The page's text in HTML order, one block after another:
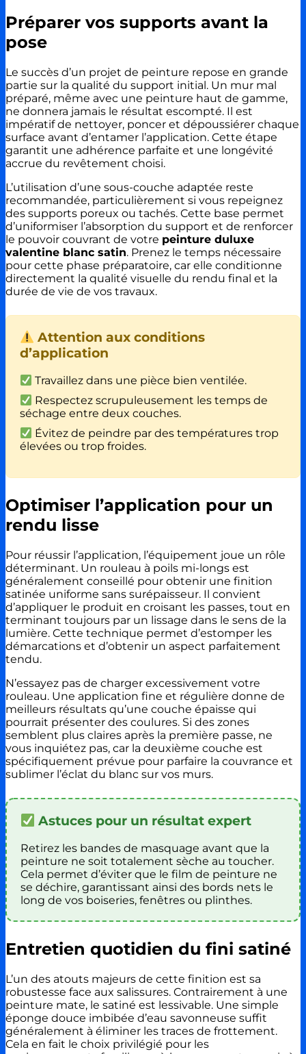
Préparer vos supports avant la
pose
Le succès d’un projet de peinture repose en grande
partie sur la qualité du support initial. Un mur mal
préparé, même avec une peinture haut de gamme,
ne donnera jamais le résultat escompté. Il est
impératif de nettoyer, poncer et dépoussiérer chaque
surface avant d’entamer l’application. Cette étape
garantit une adhérence parfaite et une longévité
accrue du revêtement choisi.
L’utilisation d’une sous-couche adaptée reste
recommandée, particulièrement si vous repeignez
des supports poreux ou tachés. Cette base permet
d’uniformiser l’absorption du support et de renforcer
le pouvoir couvrant de votre peinture duluxe
valentine blanc satin. Prenez le temps nécessaire
pour cette phase préparatoire, car elle conditionne
directement la qualité visuelle du rendu final et la
durée de vie de vos travaux.
Attention aux conditions
d’application
Travaillez dans une pièce bien ventilée.
Respectez scrupuleusement les temps de
séchage entre deux couches.
Évitez de peindre par des températures trop
élevées ou trop froides.
Optimiser l’application pour un
rendu lisse
Pour réussir l’application, l’équipement joue un rôle
déterminant. Un rouleau à poils mi-longs est
généralement conseillé pour obtenir une finition
satinée uniforme sans surépaisseur. Il convient
d’appliquer le produit en croisant les passes, tout en
terminant toujours par un lissage dans le sens de la
lumière. Cette technique permet d’estomper les
démarcations et d’obtenir un aspect parfaitement
tendu.
N’essayez pas de charger excessivement votre
rouleau. Une application fine et régulière donne de
meilleurs résultats qu’une couche épaisse qui
pourrait présenter des coulures. Si des zones
semblent plus claires après la première passe, ne
vous inquiétez pas, car la deuxième couche est
spécifiquement prévue pour parfaire la couvrance et
sublimer l’éclat du blanc sur vos murs.
Astuces pour un résultat expert
Retirez les bandes de masquage avant que la
peinture ne soit totalement sèche au toucher.
Cela permet d’éviter que le film de peinture ne
se déchire, garantissant ainsi des bords nets le
long de vos boiseries, fenêtres ou plinthes.
Entretien quotidien du fini satiné
L’un des atouts majeurs de cette finition est sa
robustesse face aux salissures. Contrairement à une
peinture mate, le satiné est lessivable. Une simple
éponge douce imbibée d’eau savonneuse suffit
généralement à éliminer les traces de frottement.
Cela en fait le choix privilégié pour les